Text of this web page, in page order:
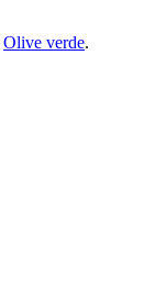
Olive verde.